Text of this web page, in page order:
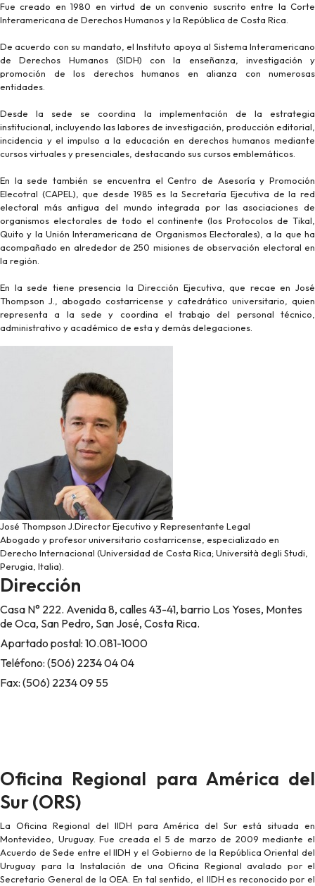
Fue creado en 1980 en virtud de un convenio suscrito entre la Corte
Interamericana de Derechos Humanos y la República de Costa Rica.
De acuerdo con su mandato, el Instituto apoya al Sistema Interamericano
de Derechos Humanos (SIDH) con la enseñanza, investigación y
promoción de los derechos humanos en alianza con numerosas
entidades.
Desde la sede se coordina la implementación de la estrategia
institucional, incluyendo las labores de investigación, producción editorial,
incidencia y el impulso a la educación en derechos humanos mediante
cursos virtuales y presenciales, destacando sus cursos emblemáticos.
En la sede también se encuentra el Centro de Asesoría y Promoción
Elecotral (CAPEL), que desde 1985 es la Secretaría Ejecutiva de la red
electoral más antigua del mundo integrada por las asociaciones de
organismos electorales de todo el continente (los Protocolos de Tikal,
Quito y la Unión Interamericana de Organismos Electorales), a la que ha
acompañado en alrededor de 250 misiones de observación electoral en
la región.
En la sede tiene presencia la Dirección Ejecutiva, que recae en José
Thompson J., abogado costarricense y catedrático universitario, quien
representa a la sede y coordina el trabajo del personal técnico,
administrativo y académico de esta y demás delegaciones.
José Thompson J. Director Ejecutivo y Representante Legal
Abogado y profesor universitario costarricense, especializado en
Derecho Internacional (Universidad de Costa Rica; Università degli Studi,
Perugia, Italia).
Dirección
Casa N° 222. Avenida 8, calles 43-41, barrio Los Yoses, Montes
de Oca, San Pedro, San José, Costa Rica.
Apartado postal: 10.081-1000
Teléfono: (506) 2234 04 04
Fax: (506) 2234 09 55
Oficina Regional para América del
Sur (ORS)
La Oficina Regional del IIDH para América del Sur está situada en
Montevideo, Uruguay. Fue creada el 5 de marzo de 2009 mediante el
Acuerdo de Sede entre el IIDH y el Gobierno de la República Oriental del
Uruguay para la Instalación de una Oficina Regional avalado por el
Secretario General de la OEA. En tal sentido, el IIDH es reconocido por el